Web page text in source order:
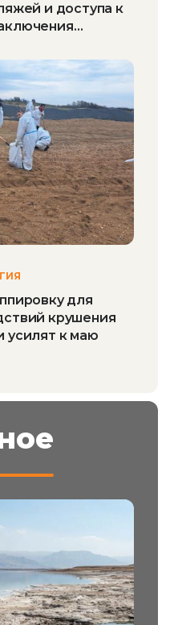
и доступа к
для
крушения
усилят к маю